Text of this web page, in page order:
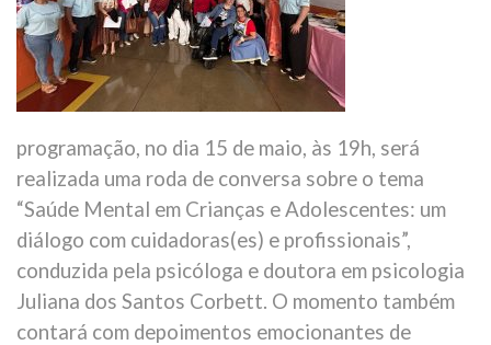
programação, no dia 15 de maio, às 19h, será
realizada uma roda de conversa sobre o tema
“Saúde Mental em Crianças e Adolescentes: um
diálogo com cuidadoras(es) e profissionais”,
conduzida pela psicóloga e doutora em psicologia
Juliana dos Santos Corbett. O momento também
contará com depoimentos emocionantes de